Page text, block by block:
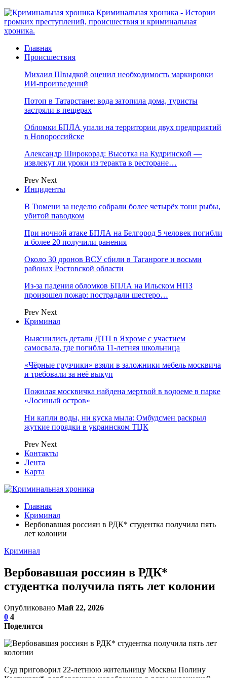
Криминальная хроника - Истории
громких преступлений, происшествия и криминальная
хроника.
Главная
Происшествия
Михаил Швыдкой оценил необходимость маркировки
ИИ-произведений
Потоп в Татарстане: вода затопила дома, туристы
застряли в пещерах
Обломки БПЛА упали на территории двух предприятий
в Новороссийске
Александр Широкорад: Высотка на Кудринской —
извлекут ли уроки из теракта в ресторане…
Prev Next
Инциденты
В Тюмени за неделю собрали более четырёх тонн рыбы,
убитой паводком
При ночной атаке БПЛА на Белгород 5 человек погибли
и более 20 получили ранения
Около 30 дронов ВСУ сбили в Таганроге и восьми
районах Ростовской области
Из-за падения обломков БПЛА на Ильском НПЗ
произошел пожар: пострадали шестеро…
Prev Next
Криминал
Выяснились детали ДТП в Яхроме с участием
самосвала, где погибла 11-летняя школьница
«Чёрные грузчики» взяли в заложники мебель москвича
и требовали за неё выкуп
Пожилая москвичка найдена мертвой в водоеме в парке
«Лосиный остров»
Ни капли воды, ни куска мыла: Омбудсмен раскрыл
жуткие порядки в украинском ТЦК
Prev Next
Контакты
Лента
Карта
Главная
Криминал
Вербовавшая россиян в РДК* студентка получила пять
лет колонии
Криминал
Вербовавшая россиян в РДК*
студентка получила пять лет колонии
Опубликовано Май 22, 2026
0 4
Поделится
Суд приговорил 22-летнюю жительницу Москвы Полину